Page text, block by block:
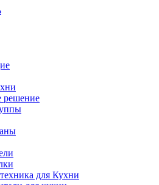
решение
для Кухни